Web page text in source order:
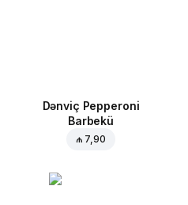
Dənviç Pepperoni
Barbekü
₼ 7,90